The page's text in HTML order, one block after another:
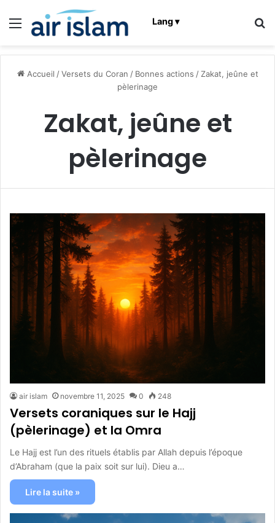
Menu Lang ▾
Accueil / Versets du Coran / Bonnes actions / Zakat, jeûne et
pèlerinage
Zakat, jeûne et
pèlerinage
air islam novembre 11, 2025 0 248
Versets coraniques sur le Hajj
(pèlerinage) et la Omra
Le Hajj est l’un des rituels établis par Allah depuis l’époque
d’Abraham (que la paix soit sur lui). Dieu a…
Lire la suite »